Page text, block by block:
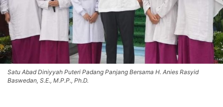
Satu Abad Diniyyah Puteri Padang Panjang Bersama H. Anies Rasyid
Baswedan, S.E., M.P.P., Ph.D.